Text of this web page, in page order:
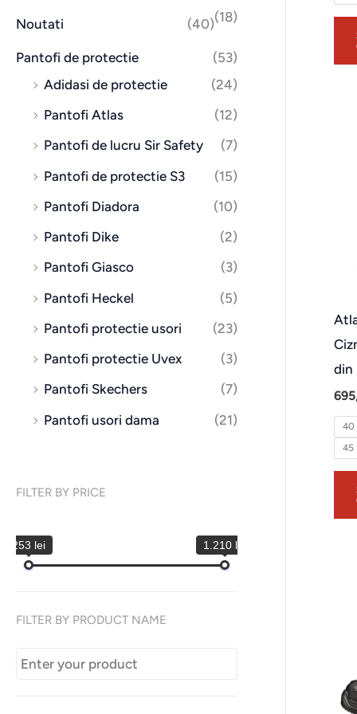
(18)
Noutati (40)
Pantofi de protectie
(53)
Adidasi de protectie
(24)
Pantofi Atlas
(12)
Pantofi de lucru Sir Safety
(7)
Pantofi de protectie S3
(15)
Pantofi Diadora
(10)
Pantofi Dike
(2)
Pantofi Giasco
(3)
Pantofi Heckel
(5)
Pantofi protectie usori
(23)
Pantofi protectie Uvex
(3)
Pantofi Skechers
(7)
Pantofi usori dama
(21)
FILTER BY PRICE
253 lei 1.210 lei
FILTER BY PRODUCT NAME
din
40
45